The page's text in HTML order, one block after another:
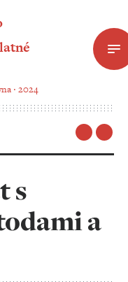
‧ 2024
s
a